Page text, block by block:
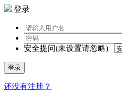
登录
安全提问(未设置请忽略)
登录
还没有注册？